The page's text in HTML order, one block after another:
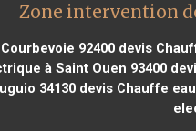
Zone intervention
92400devis
à Saint Ouen 93400
34130devis Chauffe